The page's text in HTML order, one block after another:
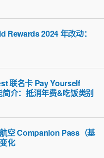
Rewards 2024 年改动：
联名卡 Pay Yourself
介：抵消年费&吃饭类别
空 Companion Pass（基
化